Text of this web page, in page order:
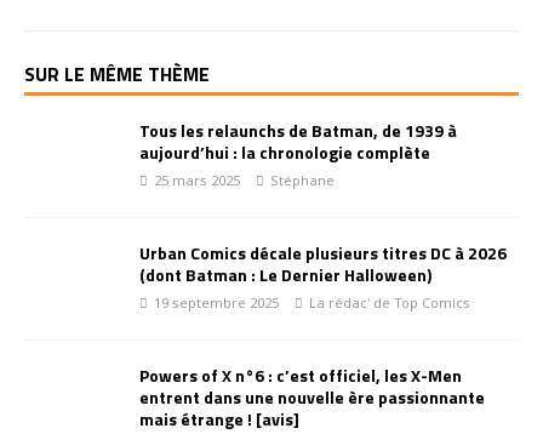
SUR LE MÊME THÈME
Tous les relaunchs de Batman, de 1939 à
aujourd’hui : la chronologie complète
25 mars 2025 Stéphane
Urban Comics décale plusieurs titres DC à 2026
(dont Batman : Le Dernier Halloween)
19 septembre 2025 La rédac' de Top Comics
Powers of X n°6 : c’est officiel, les X-Men
entrent dans une nouvelle ère passionnante
mais étrange ! [avis]